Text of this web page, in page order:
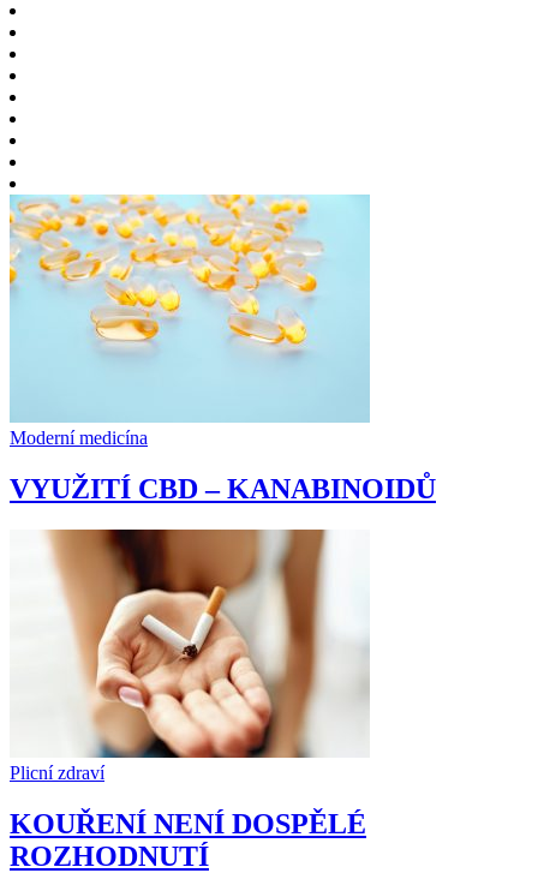
Moderní medicína
VYUŽITÍ CBD – KANABINOIDŮ
Plicní zdraví
KOUŘENÍ NENÍ DOSPĚLÉ
ROZHODNUTÍ